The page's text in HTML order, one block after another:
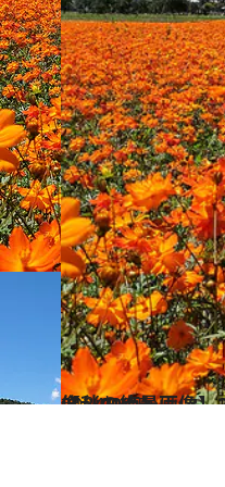
2024.10.5
【秋の絶景画像】2024年版 中部・北陸エリアの秋の絶景＆風物詩の画像（90点）
旅＆お出かけ